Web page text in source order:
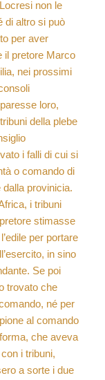
non le
di altro si può
per aver
il pretore Marco
nei prossimi
loro,
della plebe
i falli di cui si
o comando di
provinicia.
i tribuni
stimasse
per portare
in sino
Se poi
trovato che
né per
al comando
che aveva
i tribuni,
a sorte i due